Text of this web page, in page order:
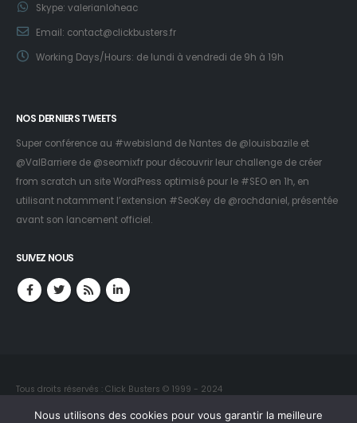
Skype: valerianloheac
Email: contact@clickbusters.fr
Working Days/Hours: de lundi à vendredi de 9h à 19h
NOS DERNIERS TWEETS
Super conférence au #webisland de Nantes de @louisbazile et
@ValBarriere de @seomixfr pour découvrir leur challenge de créer
from scratch un site WordPress optimisé pour le #SEO en 1h, en
utilisant notamment l’extension #SeoKey de @rochdaniel, présentée
avant son lancement officiel.
SUIVEZ NOUS
Tous droits réservés : Click Busters © 1999 - 2024
Nous utilisons des cookies pour vous garantir la meilleure